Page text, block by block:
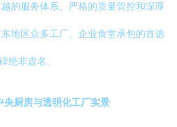
的服务体系、严格的质量管控和深厚
地区众多工厂、企业食堂承包的首选
绝非虚名。
厨房与透明化工厂实景